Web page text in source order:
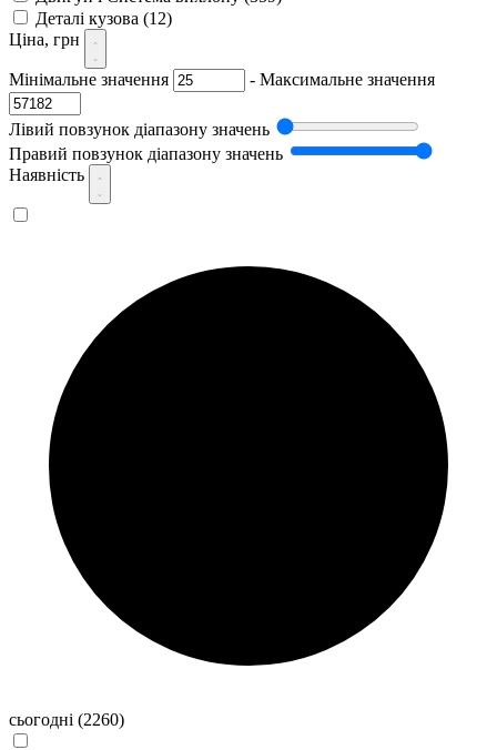
Деталі кузова (12)
Ціна, грн
Мінімальне значення - Максимальне значення
Лівий повзунок діапазону значень
Правий повзунок діапазону значень
Наявність
сьогодні (2260)